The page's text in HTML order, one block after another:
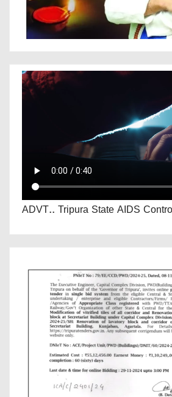
ADVT.. Tripura State AIDS